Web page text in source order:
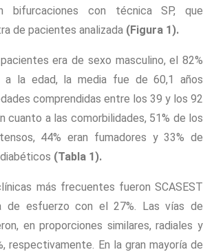
con técnica SP, que
de pacientes analizada (Figura 1).
era de sexo masculino, el 82%
la edad, la media fue de 60,1 años
comprendidas entre los 39 y los 92
cuanto a las comorbilidades, 51% de los
44% eran fumadores y 33% de
(Tabla 1).
más frecuentes fueron SCASEST
de esfuerzo con el 27%. Las vías de
en proporciones similares, radiales y
respectivamente. En la gran mayoría de